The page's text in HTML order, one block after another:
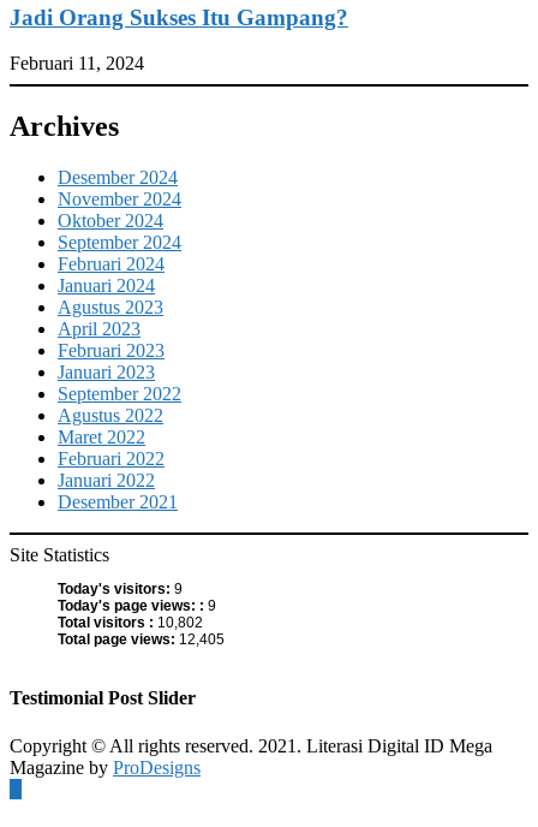
Jadi Orang Sukses Itu Gampang?
Februari 11, 2024
Archives
Desember 2024
November 2024
Oktober 2024
September 2024
Februari 2024
Januari 2024
Agustus 2023
April 2023
Februari 2023
Januari 2023
September 2022
Agustus 2022
Maret 2022
Februari 2022
Januari 2022
Desember 2021
Site Statistics
Today's visitors: 9
Today's page views: : 9
Total visitors : 10,802
Total page views: 12,405
Testimonial Post Slider
Copyright © All rights reserved. 2021. Literasi Digital ID Mega
Magazine by ProDesigns